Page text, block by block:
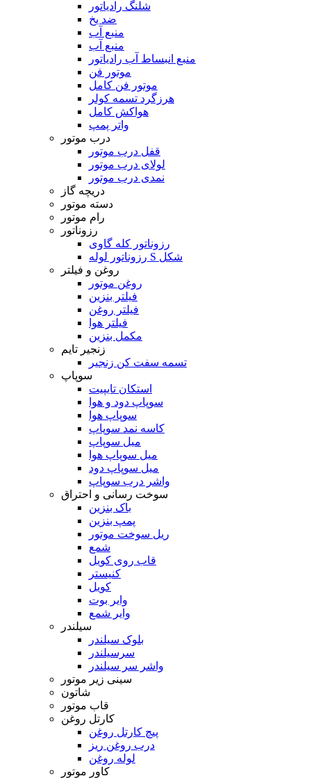
شلنگ رادیاتور
ضد یخ
منبع آب
منبع آب
منبع انبساط آب رادیاتور
موتور فن
موتور فن کامل
هرزگرد تسمه کولر
هواکش کامل
واتر پمپ
درب موتور
قفل درب موتور
لولای درب موتور
نمدی درب موتور
دریچه گاز
دسته موتور
رام موتور
رزوناتور
رزوناتور کله گاوی
رزوناتور لوله S شکل
روغن و فیلتر
روغن موتور
فیلتر بنزین
فیلتر روغن
فیلتر هوا
مکمل بنزین
زنجیر تایم
تسمه سفت کن زنجیر
سوپاپ
استکان تایپیت
سوپاپ دود و هوا
سوپاپ هوا
کاسه نمد سوپاپ
میل سوپاپ
میل سوپاپ هوا
میل سوپاپ دود
واشر درب سوپاپ
سوخت رسانی و احتراق
باک بنزین
پمپ بنزین
ریل سوخت موتور
شمع
قاب روی کویل
کنیستر
کویل
وایر بوت
وایر شمع
سیلندر
بلوک سیلندر
سرسیلندر
واشر سر سیلندر
سینی زیر موتور
شاتون
قاب موتور
کارتل روغن
پیچ کارتل روغن
درب روغن ریز
لوله روغن
کاور موتور